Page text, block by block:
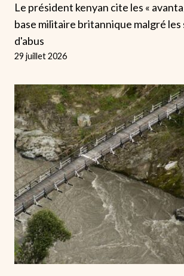
Le président kenyan cite les «
base militaire britannique malgré les
d'abus
29 juillet 2026